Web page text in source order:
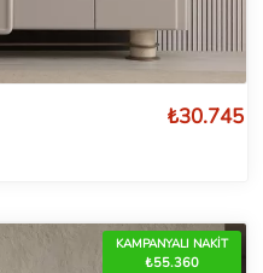
₺30.745
KAMPANYALI NAKİT
₺55.360